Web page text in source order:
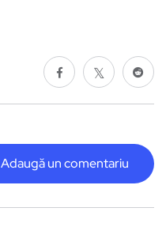
Adaugă un comentariu